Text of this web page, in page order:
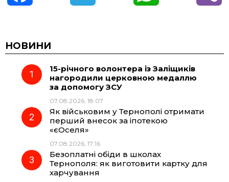
c
e
o
k
e
r
a
m
t
A
НОВИНИ
15-річного волонтера із Заліщиків
нагородили церковною медаллю
за допомогу ЗСУ
07.08.2026, 18:07
Як військовим у Тернополі отримати
перший внесок за іпотекою
«єОселя»
07.08.2026, 17:16
Безоплатні обіди в школах
Тернополя: як виготовити картку для
харчування